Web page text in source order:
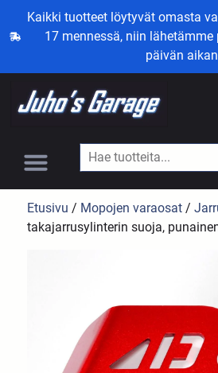
Kaikki tuotteet löytyvät omasta
17 mennessä, niin
päivän
Etusivu / Mopojen varaosat /
takajarrusylinterin suoja,